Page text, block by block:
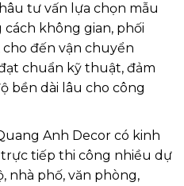
tư vấn lựa chọn mẫu
không gian, phối
đến vận chuyển
chuẩn kỹ thuật, đảm
bền dài lâu cho công
Anh Decor có kinh
tiếp thi công nhiều dự
nhà phố, văn phòng,